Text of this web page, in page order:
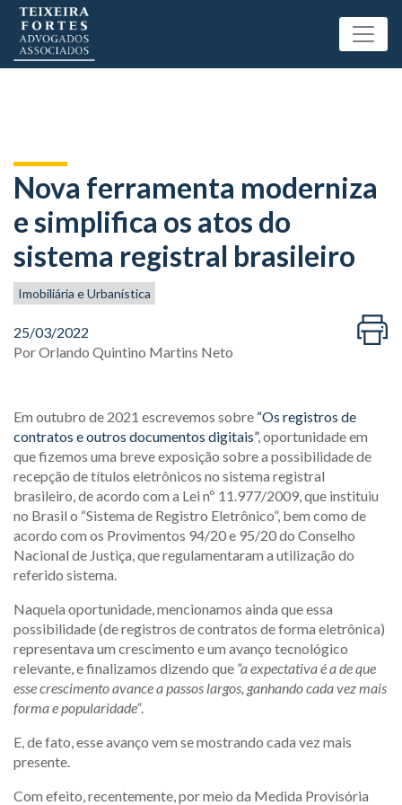
Nova ferramenta moderniza
e simplifica os atos do
sistema registral brasileiro
Imobiliária e Urbanística
25/03/2022
PorOrlando Quintino Martins Neto
Em outubro de 2021 escrevemos sobre “Os registros de
contratos e outros documentos digitais”, oportunidade em
que fizemos uma breve exposição sobre a possibilidade de
recepção de títulos eletrônicos no sistema registral
brasileiro, de acordo com a Lei nº 11.977/2009, que instituiu
no Brasil o “Sistema de Registro Eletrônico”, bem como de
acordo com os Provimentos 94/20 e 95/20 do Conselho
Nacional de Justiça, que regulamentaram a utilização do
referido sistema.
Naquela oportunidade, mencionamos ainda que essa
possibilidade (de registros de contratos de forma eletrônica)
representava um crescimento e um avanço tecnológico
relevante, e finalizamos dizendo que “a expectativa é a de que
esse crescimento avance a passos largos, ganhando cada vez mais
forma e popularidade”.
E, de fato, esse avanço vem se mostrando cada vez mais
presente.
Com efeito, recentemente, por meio da Medida Provisória